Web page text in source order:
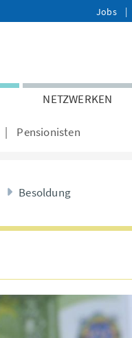
Jobs
NETZWERKEN
Pensionisten
Besoldung